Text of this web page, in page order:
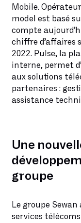
Mobile.
model est basé
compte
chiffre d’affaires
2022. Pulse, la
interne, permet
aux solutions
partenaires :
assistance
Une
groupe
Le groupe
services